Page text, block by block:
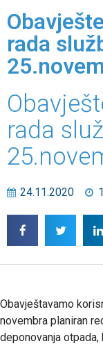
rada
rada
24.11.2020
Obavještavamo
novembra planiran
deponovanja